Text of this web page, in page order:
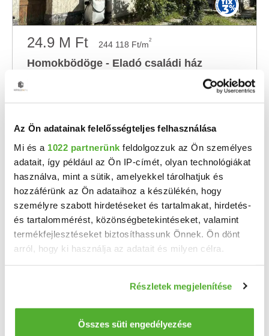
Az Ön adatainak felelősségteljes felhasználása
Mi és a 1022 partnerünk feldolgozzuk az Ön személyes
adatait, így például az Ön IP-címét, olyan technológiákat
használva, mint a sütik, amelyekkel tárolhatjuk és
hozzáférünk az Ön adataihoz a készülékén, hogy
személyre szabott hirdetéseket és tartalmakat, hirdetés-
és tartalommérést, közönségbetekintéseket, valamint
termékfejlesztéseket biztosíthassunk Önnek. Ön dönt
arról, hogy ki használja az adatait és milyen célra.
Információgyűjtés az Ön földrajzi elhelyezkedéséről
pár méteres pontossággal
Az Ön készülékén beazonosítása annak konkrét
Részletek megjelenítése
Összes süti engedélyezése
24.9 M Ft 244 118 Ft/m2
Homokbödöge - Eladó családi ház
Eladó egy felújításra szoruló, teljes közművel ellátott - víz, villany, gáz, csatorna ...
3 szoba 102 m
telekméret: 1271 m² építés éve: 1959
Homokbödöge - Eladó családi ház